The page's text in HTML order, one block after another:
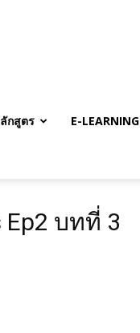
กสูตร E-LEARNING
Ep2 บทที่ 3